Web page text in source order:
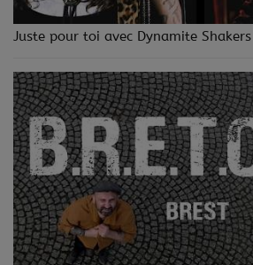
Juste pour toi avec Dynamite Shakers